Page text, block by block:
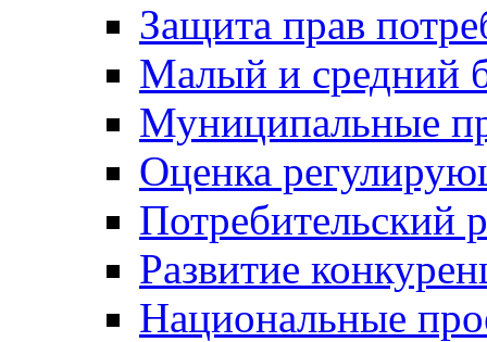
Защита прав
Малый и средний
Муниципальные
Оценка
Потребительский
Развитие
Национальные